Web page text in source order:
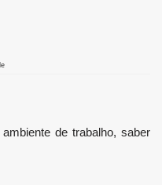
de trabalho, saber